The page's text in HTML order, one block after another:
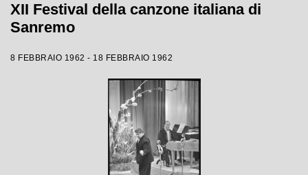
XII Festival della canzone italiana di
Sanremo
8 FEBBRAIO 1962 - 18 FEBBRAIO 1962